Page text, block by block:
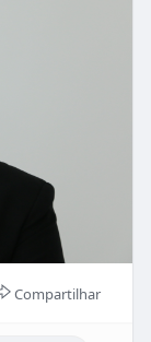
Compartilhar